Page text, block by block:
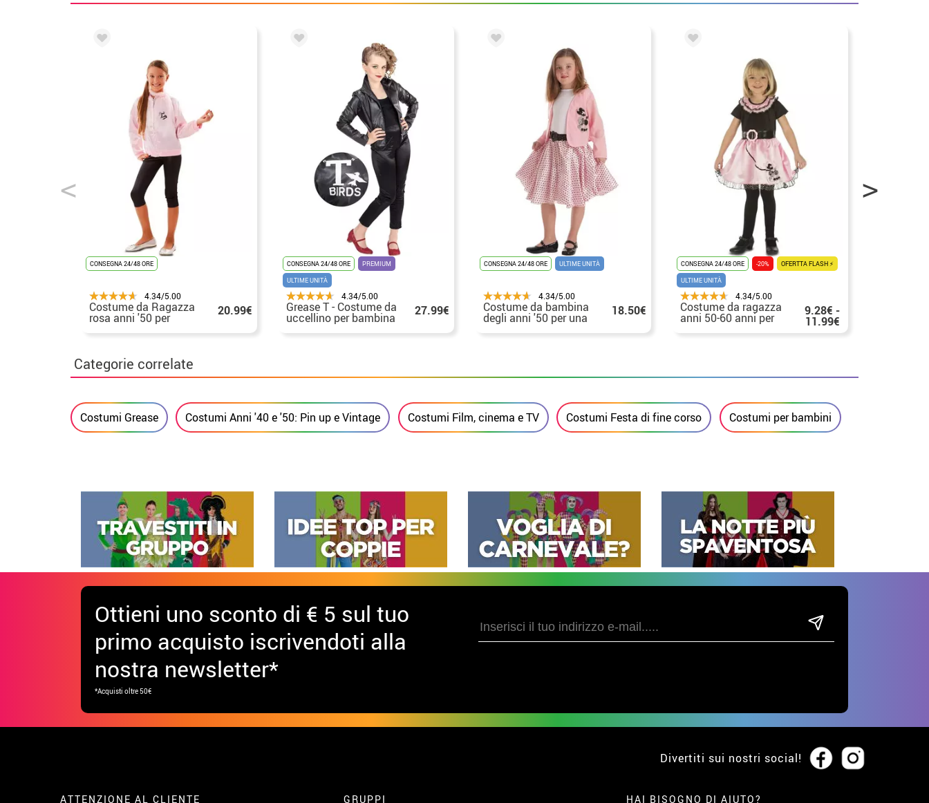
CONSEGNA 24/48 ORE
4.34/5.00
Costume da Ragazza
rosa anni '50 per 20.99€
CONSEGNA 24/48 ORE
PREMIUM
ULTIME UNITÀ
4.34/5.00
Grease T - Costume da
uccellino per bambina
e adolescente
27.99€
CONSEGNA 24/48 ORE ULTIME UNITÀ
4.34/5.00
Costume da bambina
degli anni '50 per una
bambina
18.50€
CONSEGNA 24/48 ORE -20%
OFERTTA FLASH ⚡
ULTIME UNITÀ
4.34/5.00
Costume da ragazza
anni 50-60 anni per 9.28€ -
11.99€
Categorie correlate
Costumi Grease Costumi Anni '40 e '50: Pin up e Vintage Costumi Film, cinema e TV Costumi Festa di fine corso Costumi per bambini
Ottieni uno sconto di € 5 sul tuo
primo acquisto iscrivendoti alla
nostra newsletter*
*Acquisti oltre 50€
Divertiti sui nostri social!
ATTENZIONE AL CLIENTE GRUPPI HAI BISOGNO DI AIUTO?